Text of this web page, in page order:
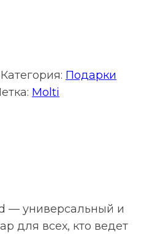
Категория: Подарки
Molti
— универсальный и
для всех, кто ведет